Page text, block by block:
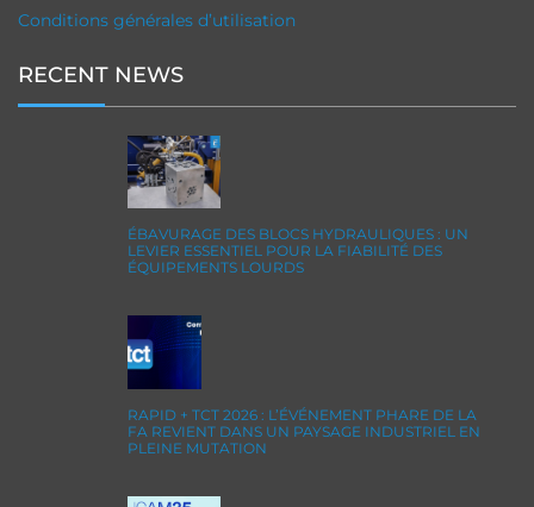
Conditions générales d’utilisation
RECENT NEWS
ÉBAVURAGE DES BLOCS HYDRAULIQUES : UN
LEVIER ESSENTIEL POUR LA FIABILITÉ DES
ÉQUIPEMENTS LOURDS
RAPID + TCT 2026 : L’ÉVÉNEMENT PHARE DE LA
FA REVIENT DANS UN PAYSAGE INDUSTRIEL EN
PLEINE MUTATION